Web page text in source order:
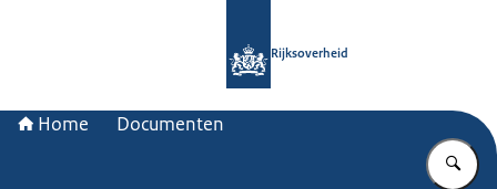
Rijksoverheid
Home Documenten